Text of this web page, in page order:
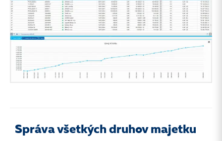
Správa všetkých druhov majetku